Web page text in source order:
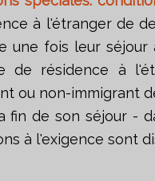
à l'étranger de
une fois leur
de résidence à
ou non-immigrant
fin de son séjour -
à l'exigence sont